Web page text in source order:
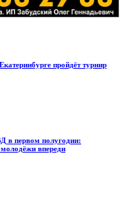
пройдёт турнир
в первом полугодии:
впереди